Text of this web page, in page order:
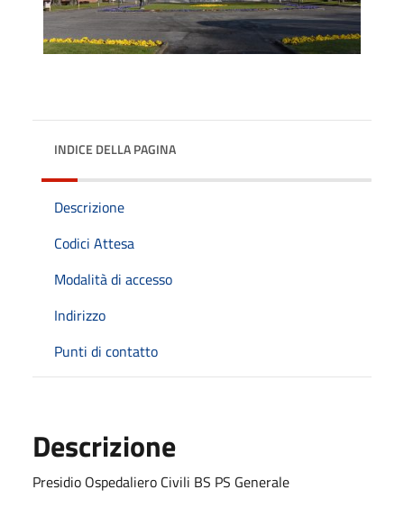
INDICE DELLA PAGINA
Descrizione
Codici Attesa
Modalità di accesso
Indirizzo
Punti di contatto
Descrizione
Presidio Ospedaliero Civili BS PS Generale